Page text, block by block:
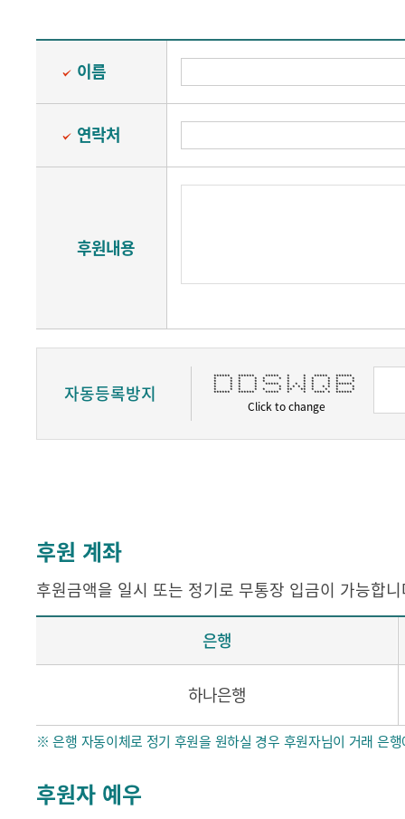
이름
연락처
후원내용
자동등록방지
****** ****** ***** * * ***** ******
* * * * * * * * * * * *
* * * * * * * * * * *
* * * * ***** * * * * * ******
* * * * * * * * * * * * * *
* * * * * * ** ** * * * *
****** ****** ***** * * **** * ******
Click to change
후원 계좌
후원금액을 일시 또는 정기로 무통장 입금이 가능합
은행
하나은행
※ 은행 자동이체로 정기 후원을 원하실 경우 후원자님이 거래 은
후원자 예우